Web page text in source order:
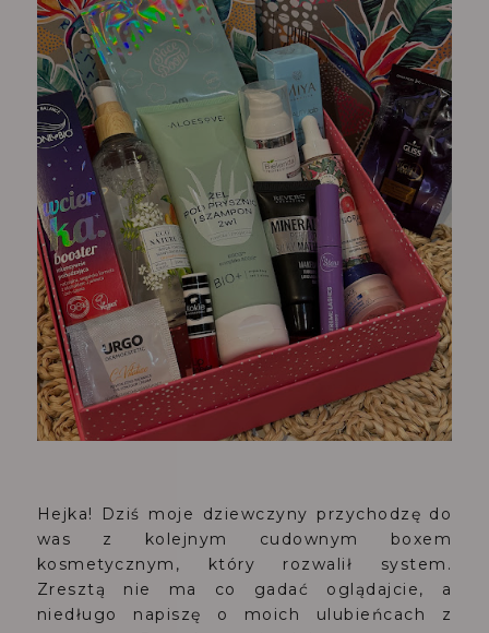
Hejka! Dziś moje dziewczyny przychodzę do
was z kolejnym cudownym boxem
kosmetycznym, który rozwalił system.
Zresztą nie ma co gadać oglądajcie, a
niedługo napiszę o moich ulubieńcach z